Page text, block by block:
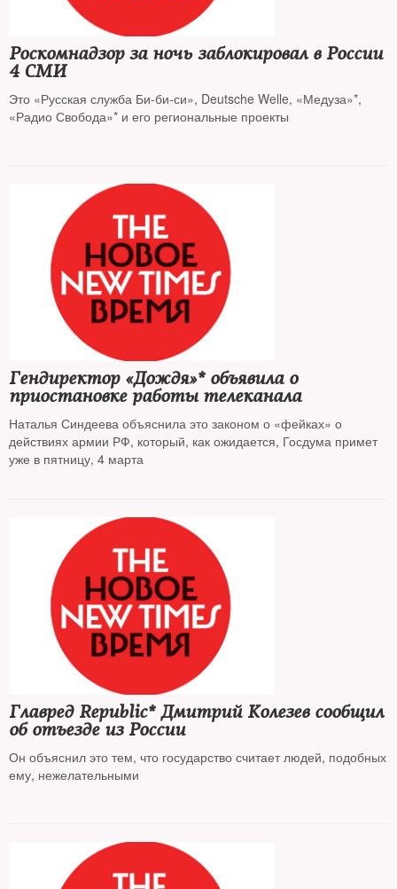
Роскомнадзор за ночь заблокировал в России
4 СМИ
Это «Русская служба Би-би-си», Deutsche Welle, «Медуза»*,
«Радио Свобода»* и его региональные проекты
Гендиректор «Дождя»* объявила о
приостановке работы телеканала
Наталья Синдеева объяснила это законом о «фейках» о
действиях армии РФ, который, как ожидается, Госдума примет
уже в пятницу, 4 марта
Главред Republic* Дмитрий Колезев сообщил
об отъезде из России
Он объяснил это тем, что государство считает людей, подобных
ему, нежелательными